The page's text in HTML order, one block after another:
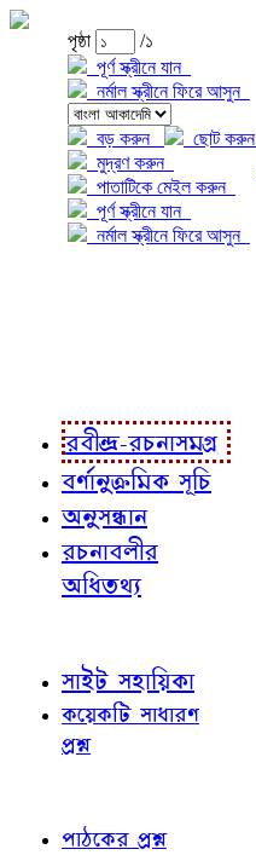
পৃষ্ঠা
/১
পূর্ণ স্ক্রীনে যান
নর্মাল স্ক্রীনে ফিরে আসুন
বড় করুন
ছোট করুন
মুদ্রণ করুন
পাতাটিকে মেইল করুন
পূর্ণ স্ক্রীনে যান
নর্মাল স্ক্রীনে ফিরে আসুন
রবীন্দ্র-রচনাসমগ্র
বর্ণানুক্রমিক সূচি
অনুসন্ধান
রচনাবলীর
অধিতথ্য
সাইট সহায়িকা
কয়েকটি সাধারণ
প্রশ্ন
পাঠকের প্রশ্ন